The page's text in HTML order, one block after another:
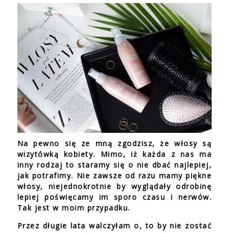
Na pewno się ze mną zgodzisz, że włosy są
wizytówką kobiety. Mimo, iż każda z nas ma
inny rodzaj to staramy się o nie dbać najlepiej,
jak potrafimy. Nie zawsze od razu mamy piękne
włosy, niejednokrotnie by wyglądały odrobinę
lepiej poświęcamy im sporo czasu i nerwów.
Tak jest w moim przypadku.
Przez długie lata walczyłam o, to by nie zostać